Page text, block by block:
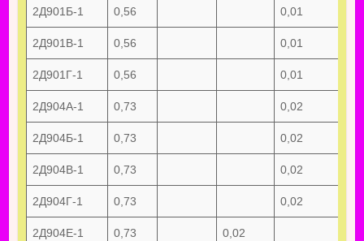
2Д901Б-1 0,56 0,01
2Д901В-1 0,56 0,01
2Д901Г-1 0,56 0,01
2Д904А-1 0,73 0,02
2Д904Б-1 0,73 0,02
2Д904В-1 0,73 0,02
2Д904Г-1 0,73 0,02
2Д904Е-1 0,73 0,02